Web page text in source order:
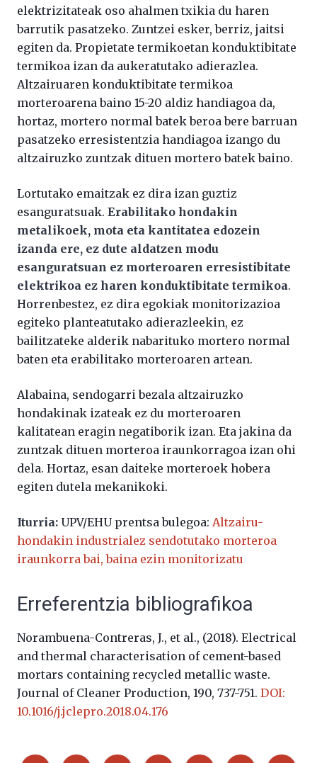
elektrizitateak oso ahalmen txikia du haren
barrutik pasatzeko. Zuntzei esker, berriz, jaitsi
egiten da. Propietate termikoetan konduktibitate
termikoa izan da aukeratutako adierazlea.
Altzairuaren konduktibitate termikoa
morteroarena baino 15-20 aldiz handiagoa da,
hortaz, mortero normal batek beroa bere barruan
pasatzeko erresistentzia handiagoa izango du
altzairuzko zuntzak dituen mortero batek baino.
Lortutako emaitzak ez dira izan guztiz
esanguratsuak. Erabilitako hondakin
metalikoek, mota eta kantitatea edozein
izanda ere, ez dute aldatzen modu
esanguratsuan ez morteroaren erresistibitate
elektrikoa ez haren konduktibitate termikoa.
Horrenbestez, ez dira egokiak monitorizazioa
egiteko planteatutako adierazleekin, ez
bailitzateke alderik nabarituko mortero normal
baten eta erabilitako morteroaren artean.
Alabaina, sendogarri bezala altzairuzko
hondakinak izateak ez du morteroaren
kalitatean eragin negatiborik izan. Eta jakina da
zuntzak dituen morteroa iraunkorragoa izan ohi
dela. Hortaz, esan daiteke morteroek hobera
egiten dutela mekanikoki.
Iturria: UPV/EHU prentsa bulegoa: Altzairu-
hondakin industrialez sendotutako morteroa
iraunkorra bai, baina ezin monitorizatu
Erreferentzia bibliografikoa
Norambuena-Contreras, J., et al., (2018). Electrical
and thermal characterisation of cement-based
mortars containing recycled metallic waste.
Journal of Cleaner Production, 190, 737-751. DOI:
10.1016/j.jclepro.2018.04.176